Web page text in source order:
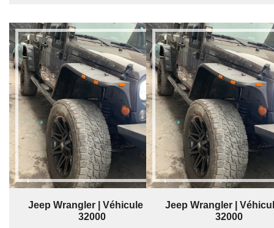
Jeep Wrangler | Véhicule | $
32000
Jeep Wrangler |
32000